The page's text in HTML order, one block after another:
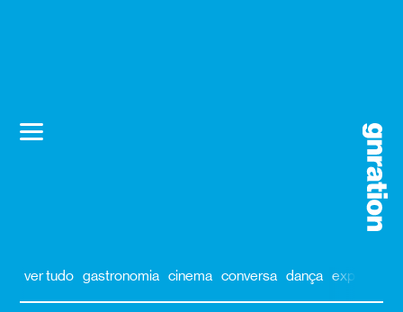
ver tudo gastronomia cinema conversa dança exposição